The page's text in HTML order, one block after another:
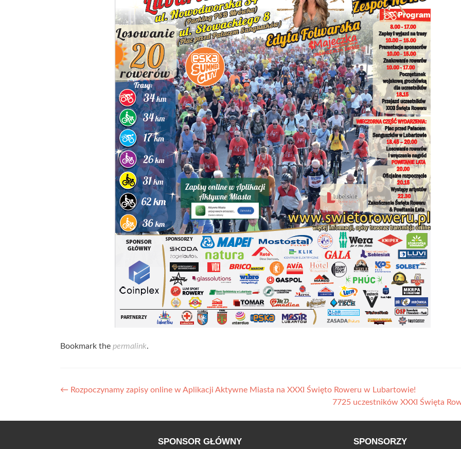
Bookmark the permalink.
Nawigacja wpisów
← Rozpoczynamy zapisy online w Aplikacji Aktywne Miasta na XXXI Święto Roweru w Lubartowie!
7725 uczestników XXXI Święta
SPONSOR GŁÓWNY SPONSORZY